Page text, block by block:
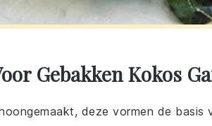
Gebakken Kokos
deze vormen de basis